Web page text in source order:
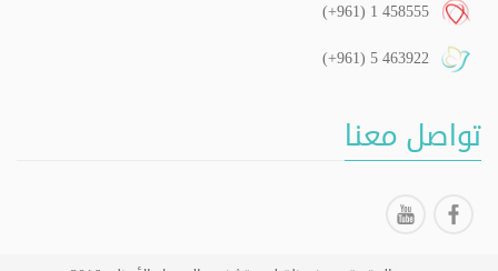
(+961) 1 458555
(+961) 5 463922
تواصل معنا